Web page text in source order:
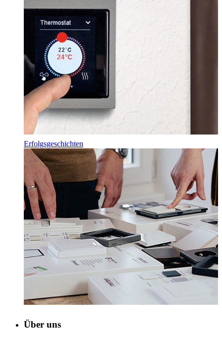
Erfolgsgeschichten
Über uns